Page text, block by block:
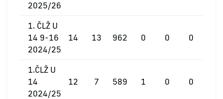
2025/26
1. ČLŽ U
14 9-16
2024/25
14 13 962 0 0 0
1.ČLŽ U
14
2024/25
12 7 589 1 0 0